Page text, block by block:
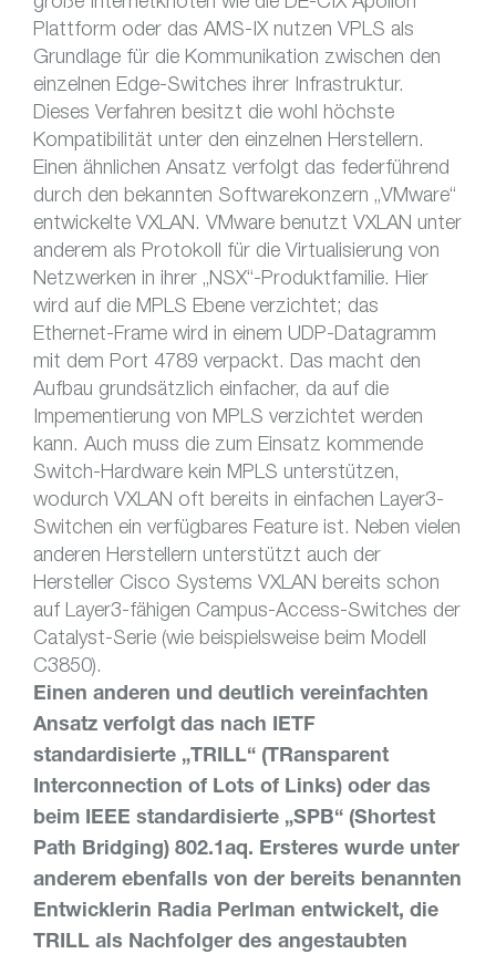
Plattform oder das AMS-IX nutzen VPLS als
Grundlage für die Kommunikation zwischen den
einzelnen Edge-Switches ihrer Infrastruktur.
Dieses Verfahren besitzt die wohl höchste
Kompatibilität unter den einzelnen Herstellern.
Einen ähnlichen Ansatz verfolgt das federführend
durch den bekannten Softwarekonzern „VMware“
entwickelte VXLAN. VMware benutzt VXLAN unter
anderem als Protokoll für die Virtualisierung von
Netzwerken in ihrer „NSX“-Produktfamilie. Hier
wird auf die MPLS Ebene verzichtet; das
Ethernet-Frame wird in einem UDP-Datagramm
mit dem Port 4789 verpackt. Das macht den
Aufbau grundsätzlich einfacher, da auf die
Impementierung von MPLS verzichtet werden
kann. Auch muss die zum Einsatz kommende
Switch-Hardware kein MPLS unterstützen,
wodurch VXLAN oft bereits in einfachen Layer3-
Switchen ein verfügbares Feature ist. Neben vielen
anderen Herstellern unterstützt auch der
Hersteller Cisco Systems VXLAN bereits schon
auf Layer3-fähigen Campus-Access-Switches der
Catalyst-Serie (wie beispielsweise beim Modell
C3850).
Einen anderen und deutlich vereinfachten
Ansatz verfolgt das nach IETF
standardisierte „TRILL“ (TRansparent
Interconnection of Lots of Links) oder das
beim IEEE standardisierte „SPB“ (Shortest
Path Bridging) 802.1aq. Ersteres wurde unter
anderem ebenfalls von der bereits benannten
Entwicklerin Radia Perlman entwickelt, die
TRILL als Nachfolger des angestaubten